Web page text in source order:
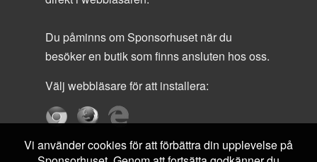
Du påminns om Sponsorhuset när du
besöker en butik som finns ansluten hos oss.
Välj webbläsare för att installera:
Vi använder cookies för att förbättra din upplevelse på